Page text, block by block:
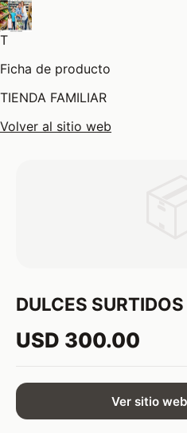
T
Ficha de producto
TIENDA FAMILIAR
Volver al sitio web
DULCES
USD 300.00
Ver sitio